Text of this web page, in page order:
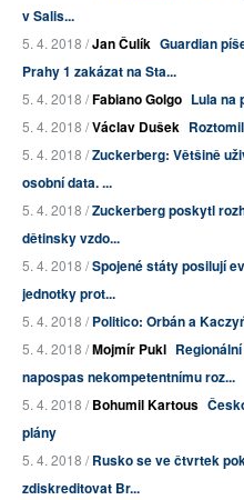
v Salis...
5. 4. 2018 /Jan Čulík Guardian
Prahy 1 zakázat na Sta...
5. 4. 2018 /Fabiano Golgo Lula na
5. 4. 2018 /Václav Dušek
5. 4. 2018 /Zuckerberg: Většině
osobní data. ...
5. 4. 2018 /Zuckerberg poskytl
dětinsky vzdo...
5. 4. 2018 /Spojené státy posilují
jednotky prot...
5. 4. 2018 /Politico: Orbán a
5. 4. 2018 /Mojmír Pukl
napospas nekompetentnímu roz...
5. 4. 2018 /Bohumil Kartous
plány
5. 4. 2018 /Rusko se ve čtvrtek
zdiskreditovat Br...